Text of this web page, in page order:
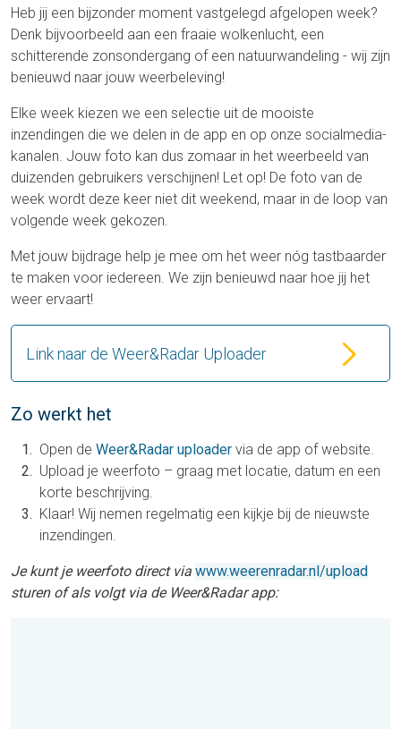
Heb jij een bijzonder moment vastgelegd afgelopen week?
Denk bijvoorbeeld aan een fraaie wolkenlucht, een
schitterende zonsondergang of een natuurwandeling - wij zijn
benieuwd naar jouw weerbeleving!
Elke week kiezen we een selectie uit de mooiste
inzendingen die we delen in de app en op onze socialmedia-
kanalen. Jouw foto kan dus zomaar in het weerbeeld van
duizenden gebruikers verschijnen! Let op! De foto van de
week wordt deze keer niet dit weekend, maar in de loop van
volgende week gekozen.
Met jouw bijdrage help je mee om het weer nóg tastbaarder
te maken voor iedereen. We zijn benieuwd naar hoe jij het
weer ervaart!
Link naar de Weer&Radar Uploader
Zo werkt het
Open de Weer&Radar uploader via de app of website.
Upload je weerfoto – graag met locatie, datum en een
korte beschrijving.
Klaar! Wij nemen regelmatig een kijkje bij de nieuwste
inzendingen.
Je kunt je weerfoto direct via www.weerenradar.nl/upload
sturen of als volgt via de Weer&Radar app: